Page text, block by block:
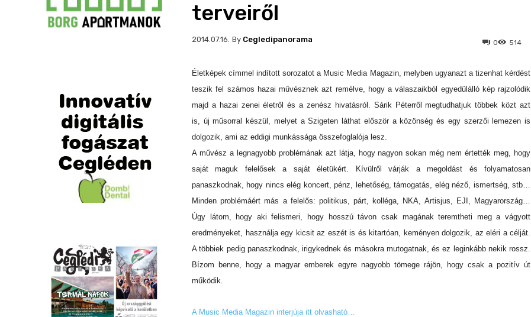
terveiről
2014.07.16. 514
0
By Cegledipanorama
Életképek címmel indított sorozatot a Music Media Magazin, melyben ugyanazt a tizenhat kérdést
teszik fel számos hazai művésznek azt remélve, hogy a válaszaikból egyedülálló kép rajzolódik
majd a hazai zenei életről és a zenész hivatásról. Sárik Péterről megtudhatjuk többek közt azt
is, új műsorral készül, melyet a Szigeten láthat először a közönség és egy szerzői lemezen is
dolgozik, ami az eddigi munkássága összefoglalója lesz.
A művész a legnagyobb problémának azt látja, hogy nagyon sokan még nem értették meg, hogy
saját maguk felelősek a saját életükért. Kívülről várják a megoldást és folyamatosan
panaszkodnak, hogy nincs elég koncert, pénz, lehetőség, támogatás, elég néző, ismertség, stb…
Minden problémáért más a felelős: politikus, párt, kolléga, NKA, Artisjus, EJI, Magyarország…
Úgy látom, hogy aki felismeri, hogy hosszú távon csak magának teremtheti meg a vágyott
eredményeket, használja egy kicsit az eszét is és kitartóan, keményen dolgozik, az eléri a célját.
A többiek pedig panaszkodnak, irigykednek és másokra mutogatnak, és ez leginkább nekik rossz.
Bízom benne, hogy a magyar emberek egyre nagyobb tömege rájön, hogy csak a pozitív út
működik.
A Music Media Magazin interjúja itt olvasható…